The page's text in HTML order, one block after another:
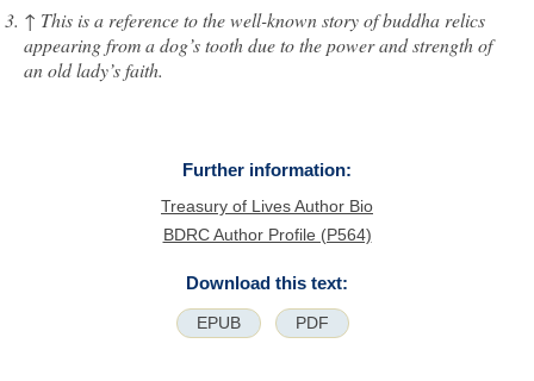
↑ This is a reference to the well-known story of buddha relics
appearing from a dog’s tooth due to the power and strength of
an old lady’s faith.
Further information:
Treasury of Lives Author Bio
BDRC Author Profile (P564)
Download this text:
EPUB PDF